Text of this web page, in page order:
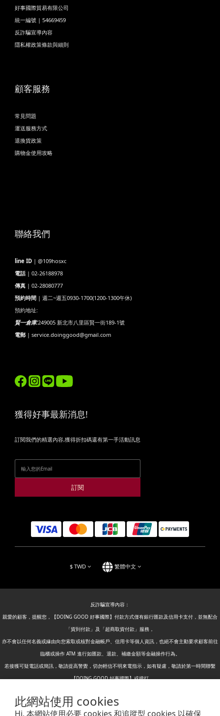
此網站使用 cookies
Hi, 本網站使用必要 cookies 和追蹤型 cookies 以確保
好事國際貿易有限公司
統一編號 | 54669459
反詐騙宣導內容
隱私權政策條款與細則
顧客服務
常見問題
運送服務方式
退換貨政策
購物金使用攻略
聯絡我們
line ID | @109hosxc
電話 | 02-26188978
傳真 | 02-28080777
預約時間 | 週二~週五0930-1700(1200-1300午休)
預約地址:
賢一倉庫:249005 新北市八里區賢一街189-1號
電郵 | service.doinggood@gmail.com
獲得好事最新消息!
訂閱我們的精選內容,獲得折扣碼還有第一手活動訊息
訂閱
$ TWD 繁體中文
反詐騙宣導內容：
親愛的顧客，提醒您，【DOING GOOD 好事國際】付款方式僅有銀行匯款及信用卡支付，並無配合
「貨到付款」及「超商取貨付款」服務，
亦不會以任何名義或緣由向您索取或核對金融帳戶、信用卡等個人資訊，也絕不會主動要求顧客前往
臨櫃或操作 ATM 進行如匯款、退款、補繳金額等金融操作行為。
若接獲可疑電話或簡訊，敬請提高警覺，切勿輕信不明來電指示，如有疑慮，敬請於第一時間聯繫
【DOING GOOD 好事國際】或撥打
警政署165全民防騙網：https://www.165.gov.tw/